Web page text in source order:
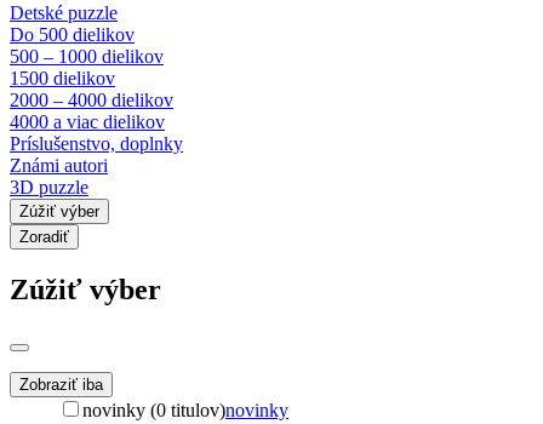
Detské puzzle
Do 500 dielikov
500 – 1000 dielikov
1500 dielikov
2000 – 4000 dielikov
4000 a viac dielikov
Príslušenstvo, doplnky
Známi autori
3D puzzle
Zúžiť výber
Zoradiť
Zúžiť výber
Zobraziť iba
novinky (0 titulov)novinky